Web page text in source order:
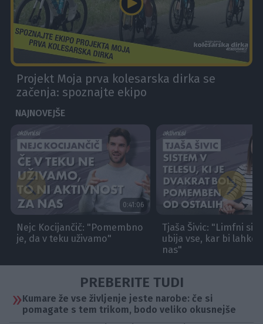
PREBERITE TUDI
Kumare že vse življenje jeste narobe: če si
pomagate s tem trikom, bodo veliko okusnejše